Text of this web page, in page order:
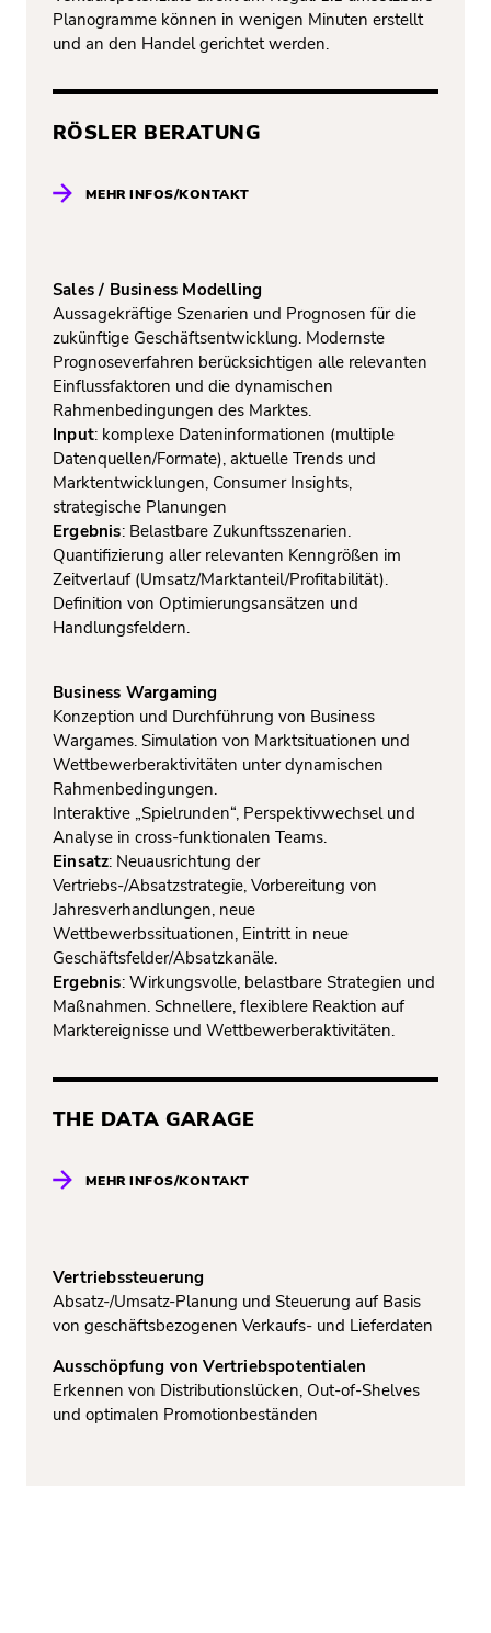
Planogramme können in wenigen Minuten erstellt
und an den Handel gerichtet werden.
RÖSLER BERATUNG
MEHR INFOS/KONTAKT
Sales / Business Modelling
Aussagekräftige Szenarien und Prognosen für die
zukünftige Geschäftsentwicklung. Modernste
Prognoseverfahren berücksichtigen alle relevanten
Einflussfaktoren und die dynamischen
Rahmenbedingungen des Marktes.
Input: komplexe Dateninformationen (multiple
Datenquellen/Formate), aktuelle Trends und
Marktentwicklungen, Consumer Insights,
strategische Planungen
Ergebnis: Belastbare Zukunftsszenarien.
Quantifizierung aller relevanten Kenngrößen im
Zeitverlauf (Umsatz/Marktanteil/Profitabilität).
Definition von Optimierungsansätzen und
Handlungsfeldern.
Business Wargaming
Konzeption und Durchführung von Business
Wargames. Simulation von Marktsituationen und
Wettbewerberaktivitäten unter dynamischen
Rahmenbedingungen.
Interaktive „Spielrunden“, Perspektivwechsel und
Analyse in cross-funktionalen Teams.
Einsatz: Neuausrichtung der
Vertriebs-/Absatzstrategie, Vorbereitung von
Jahresverhandlungen, neue
Wettbewerbssituationen, Eintritt in neue
Geschäftsfelder/Absatzkanäle.
Ergebnis: Wirkungsvolle, belastbare Strategien und
Maßnahmen. Schnellere, flexiblere Reaktion auf
Marktereignisse und Wettbewerberaktivitäten.
THE DATA GARAGE
MEHR INFOS/KONTAKT
Vertriebssteuerung
Absatz-/Umsatz-Planung und Steuerung auf Basis
von geschäftsbezogenen Verkaufs- und Lieferdaten
Ausschöpfung von Vertriebspotentialen
Erkennen von Distributionslücken, Out-of-Shelves
und optimalen Promotionbeständen